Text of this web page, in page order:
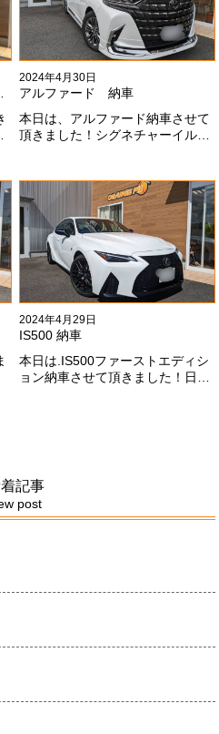
2024年4月30日
アルファード 納車
本日は、アルファード納車させて
頂きました！シグネチャーイル
よろしくお願いします
#x1f647;#x200d;#x2640;#xfe0f;
2024年4月29日
IS500 納車
本日は.IS500ファーストエディシ
ョン納車させて頂きました！日本
絡ください！
記事
post